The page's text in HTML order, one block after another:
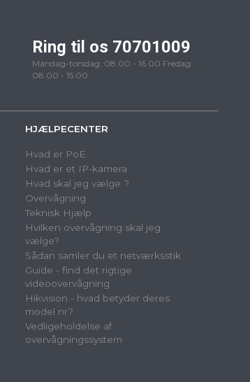
Ring til os 70701009
Mandag-torsdag: 08.00 - 16.00 Fredag:
08.00 - 15.00
HJÆLPECENTER
Hvad er PoE
Hvad er et IP-kamera
Hvad skal jeg vælge ?
Overvågning
Teknisk Hjælp
Hvilken overvågning skal jeg
vælge?
Sådan samler du et netværksstik
Guide - find det rigtige
videoovervågning
Hikvision - hvad betyder deres
model nr?
Vedligeholdelse af
overvågningssystem